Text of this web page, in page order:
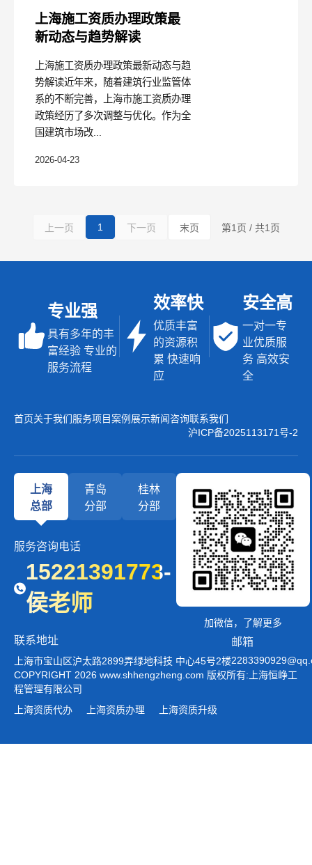
上海施工资质办理政策最
新动态与趋势解读
上海施工资质办理政策最新动态与趋
势解读近年来，随着建筑行业监管体
系的不断完善，上海市施工资质办理
政策经历了多次调整与优化。作为全
国建筑市场改...
2026-04-23
上一页 1 下一页 末页 第1页 / 共1页
专业强
具有多年的丰
富经验 专业的
服务流程
效率快
优质丰富
的资源积
累 快速响
应
安全高
一对一专
业优质服
务 高效安
全
首页关于我们服务项目案例展示新闻咨询联系我们
沪ICP备2025113171号-2
上海
总部
青岛
分部
桂林
分部
服务咨询电话
15221391773-
侯老师
联系地址
上海市宝山区沪太路2899弄绿地科技 中心45号2楼
邮箱
加微信，了解更多
COPYRIGHT 2026 www.shhengzheng.com 版权所有:上海恒峥工
程管理有限公司
上海资质代办
上海资质办理 上海资质升级